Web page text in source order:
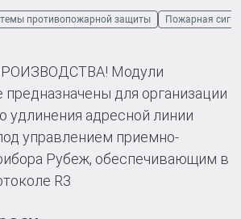
противопожарной защиты Пожарная
Модули
для организации
удлинения адресной линии
управлением приемно-
Рубеж, обеспечивающим в
R3